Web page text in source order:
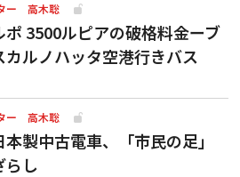
ー 高木聡
3500ルピアの破格料金ーブ
ルノハッタ空港行きバス
ー 高木聡
製中古電車、「市民の足」
らし